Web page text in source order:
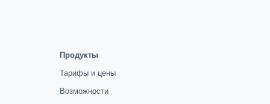
Продукты
Тарифы и цены
Возможности